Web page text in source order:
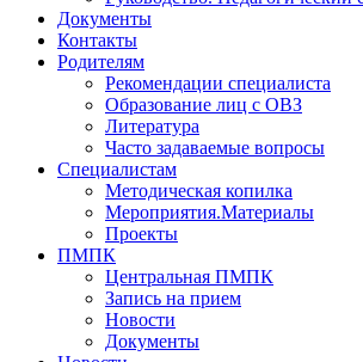
Документы
Контакты
Родителям
Рекомендации специалиста
Образование лиц с ОВЗ
Литература
Часто задаваемые вопросы
Специалистам
Методическая копилка
Мероприятия.Материалы
Проекты
ПМПК
Центральная ПМПК
Запись на прием
Новости
Документы